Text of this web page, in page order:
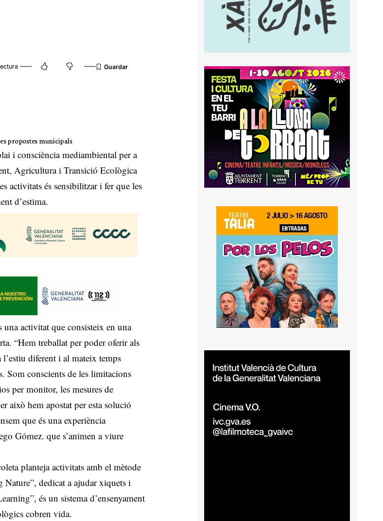
propostes municipals
i consciència mediambiental per a
Agricultura i Transició Ecològica
activitats és sensibilitzar i fer que les
d’estima.
una activitat que consisteix en una
“Hem treballat per poder oferir als
diferent i al mateix temps
Som conscients de les limitacions
per monitor, les mesures de
això hem apostat per esta solució
que és una experiència
Gómez. que s’animen a viure
planteja activitats amb el mètode
dedicat a ajudar xiquets i
és un sistema d’ensenyament
cobren vida.